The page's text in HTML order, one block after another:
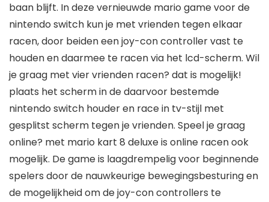
baan blijft. In deze vernieuwde mario game voor de
nintendo switch kun je met vrienden tegen elkaar
racen, door beiden een joy-con controller vast te
houden en daarmee te racen via het lcd-scherm. Wil
je graag met vier vrienden racen? dat is mogelijk!
plaats het scherm in de daarvoor bestemde
nintendo switch houder en race in tv-stijl met
gesplitst scherm tegen je vrienden. Speel je graag
online? met mario kart 8 deluxe is online racen ook
mogelijk. De game is laagdrempelig voor beginnende
spelers door de nauwkeurige bewegingsbesturing en
de mogelijkheid om de joy-con controllers te